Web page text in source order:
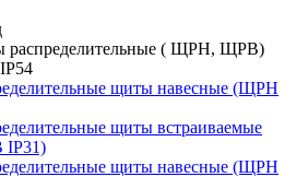
( ЩРН, ЩРВ)
щиты навесные (ЩРН
щиты встраиваемые
щиты навесные (ЩРН